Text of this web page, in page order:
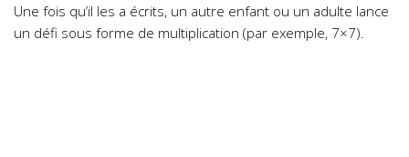
Une fois qu’il les a écrits, un autre enfant ou un adulte lance
un défi sous forme de multiplication (par exemple, 7×7).